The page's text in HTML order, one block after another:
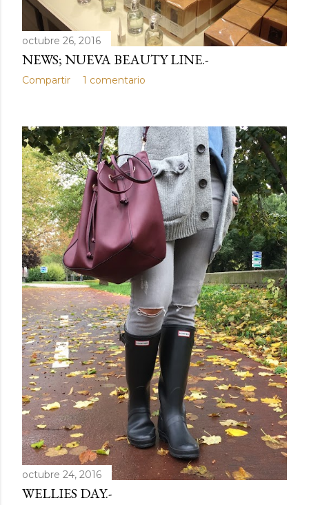
octubre 26, 2016
NEWS; NUEVA BEAUTY LINE.-
Compartir 1 comentario
octubre 24, 2016
WELLIES DAY.-